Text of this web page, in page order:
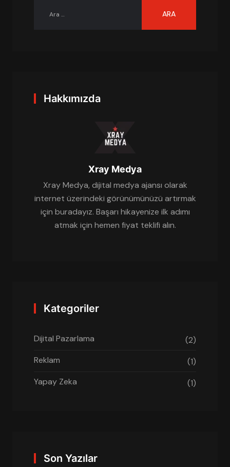
Hakkımızda
Xray Medya
Xray Medya, dijital medya ajansı olarak
internet üzerindeki görünümünüzü artırmak
için buradayız. Başarı hikayenize ilk adımı
atmak için hemen fiyat teklifi alın.
Kategoriler
Dijital Pazarlama
(2)
Reklam
(1)
Yapay Zeka
(1)
Son Yazılar